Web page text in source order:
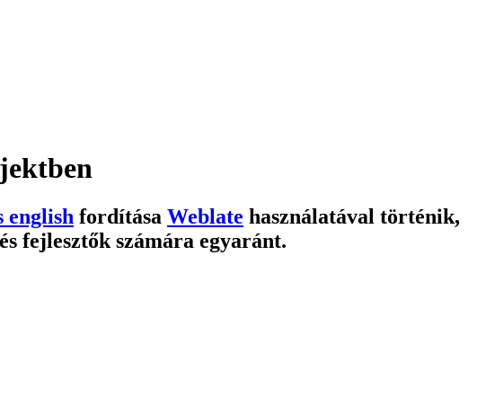
english fordítása Weblate használatával történik,
fejlesztők számára egyaránt.